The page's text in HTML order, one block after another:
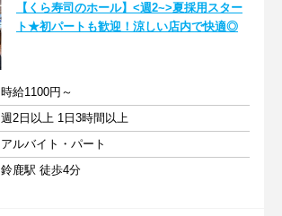
【くら寿司のホール】<週2~>夏採用スター
ト★初パートも歓迎！涼しい店内で快適◎
時給1100円～
週2日以上 1日3時間以上
アルバイト・パート
鈴鹿駅 徒歩4分